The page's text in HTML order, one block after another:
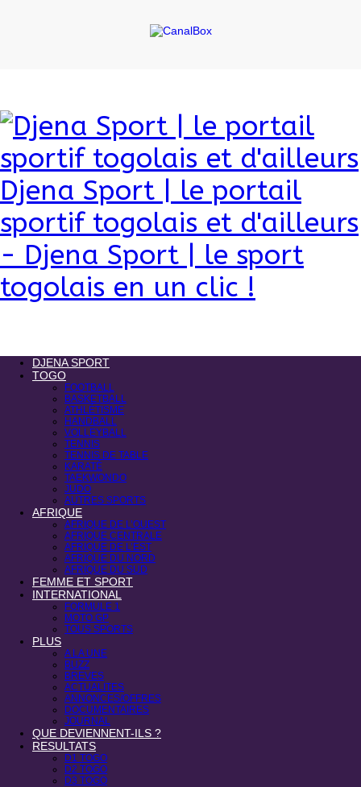
Djena Sport | le portail
sportif togolais et d'ailleurs
- Djena Sport | le sport
togolais en un clic !
DJENA SPORT
TOGO
FOOTBALL
BASKETBALL
ATHLÉTISME
HANDBALL
VOLLEYBALL
TENNIS
TENNIS DE TABLE
KARATÉ
TAEKWONDO
JUDO
AUTRES SPORTS
AFRIQUE
AFRIQUE DE L’OUEST
AFRIQUE CENTRALE
AFRIQUE DE L’EST
AFRIQUE DU NORD
AFRIQUE DU SUD
FEMME ET SPORT
INTERNATIONAL
FORMULE 1
MOTO GP
TOUS SPORTS
PLUS
A LA UNE
BUZZ
BREVES
ACTUALITES
ANNONCES/OFFRES
DOCUMENTAIRES
JOURNAL
QUE DEVIENNENT-ILS ?
RESULTATS
D1 TOGO
D2 TOGO
D3 TOGO